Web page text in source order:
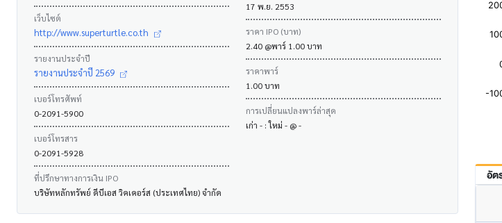
เว็บไซต์
http://www.superturtle.co.th
รายงานประจำปี
รายงานประจำปี 2569
เบอร์โทรศัพท์
0-2091-5900
เบอร์โทรสาร
0-2091-5928
ที่ปรึกษาทางการเงิน IPO
บริษัทหลักทรัพย์ ดีบีเอส วิคเคอร์ส (ประเทศไทย) จำกัด
17 พ.ย. 2553
ราคา IPO (บาท)
2.40 @พาร์ 1.00 บาท
ราคาพาร์
1.00 บาท
การเปลี่ยนแปลงพาร์ล่าสุด
เก่า - : ใหม่ - @ -
อัต